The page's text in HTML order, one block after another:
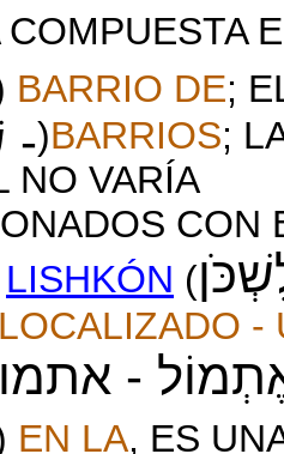
COMPUESTA
BARRIO DE;
-)BARRIOS;
NO VARÍA
CON
LISHKÓN (
-
-
EN LA, ES